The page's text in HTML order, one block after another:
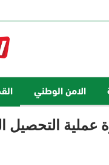
الامن الوطني
التحصيل